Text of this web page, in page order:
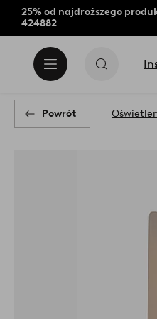
25% od najdroższego
424882
Powrót